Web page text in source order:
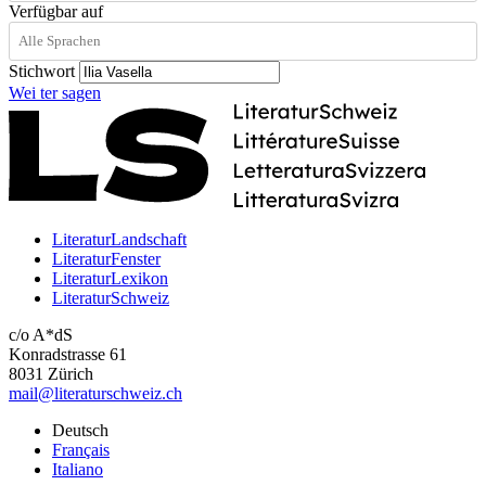
Verfügbar auf
Stichwort
Wei ter sagen
LiteraturLandschaft
LiteraturFenster
LiteraturLexikon
LiteraturSchweiz
c/o A*dS
Konradstrasse 61
8031 Zürich
mail@literaturschweiz.ch
Deutsch
Français
Italiano